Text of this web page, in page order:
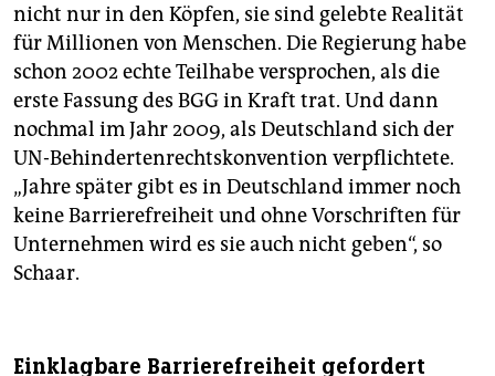
nicht nur in den Köpfen, sie sind gelebte Realität
für Millionen von Menschen. Die Regierung habe
schon 2002 echte Teilhabe versprochen, als die
erste Fassung des BGG in Kraft trat. Und dann
nochmal im Jahr 2009, als Deutschland sich der
UN-Behindertenrechtskonvention verpflichtete.
„Jahre später gibt es in Deutschland immer noch
keine Barrierefreiheit und ohne Vorschriften für
Unternehmen wird es sie auch nicht geben“, so
Schaar.
Einklagbare Barrierefreiheit gefordert